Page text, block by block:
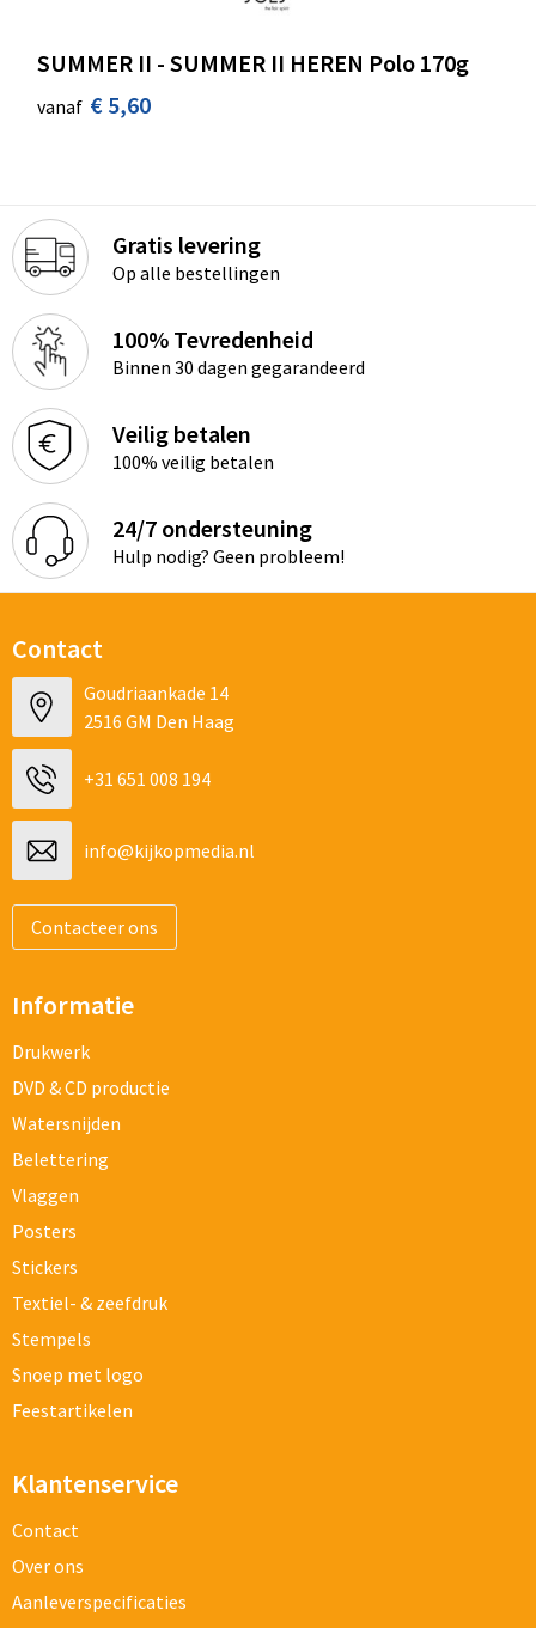
SUMMER II - SUMMER II HEREN Polo 170g
vanaf € 5,60
Gratis levering
Op alle bestellingen
100% Tevredenheid
Binnen 30 dagen gegarandeerd
Veilig betalen
100% veilig betalen
24/7 ondersteuning
Hulp nodig? Geen probleem!
Contact
Goudriaankade 14
2516 GM Den Haag
+31 651 008 194
info@kijkopmedia.nl
Contacteer ons
Informatie
Drukwerk
DVD & CD productie
Watersnijden
Belettering
Vlaggen
Posters
Stickers
Textiel- & zeefdruk
Stempels
Snoep met logo
Feestartikelen
Klantenservice
Contact
Over ons
Aanleverspecificaties